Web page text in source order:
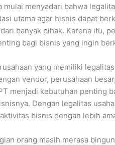
mulai menyadari bahwa
utama agar bisnis dapat
banyak pihak. Karena itu,
bagi bisnis yang ingin
yang memiliki
vendor, perusahaan
menjadi kebutuhan penting
Dengan legalitas
bisnis dengan lebih
orang masih merasa